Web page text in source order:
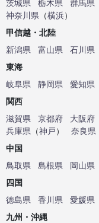
茨城県
栃木県 群馬県
神奈川県 （横浜）
甲信越・北陸
新潟県
富山県 石川県
東海
岐阜県
静岡県 愛知県
関西
滋賀県
京都府 大阪府
兵庫県 （神戸） 奈良県
中国
鳥取県
島根県 岡山県
四国
徳島県
香川県 愛媛県
九州・沖縄